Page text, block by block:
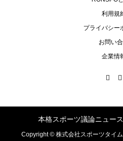
利用規
プライバシー
お問い
企業情
本格スポーツ議論ニュー
Copyright ©株式会社スポーツタイ